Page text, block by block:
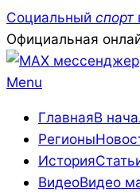
Skip
to
content
Социальный спорт
Официальная
Primary
Menu
Menu
ГлавнаяВ
Регионы
История
ВидеоВидео